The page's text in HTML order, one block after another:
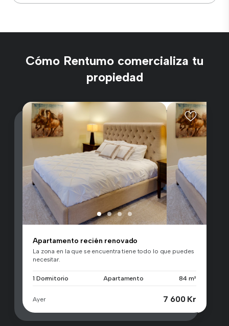
Cómo Rentumo comercializa tu
propiedad
Apartamento recién renovado
La zona en la que se encuentra tiene todo lo que puedes
necesitar.
1 Dormitorio Apartamento 84 m²
Ayer 7 600 Kr